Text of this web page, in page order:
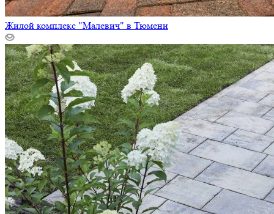
Жилой комплекс "Малевич" в Тюмени